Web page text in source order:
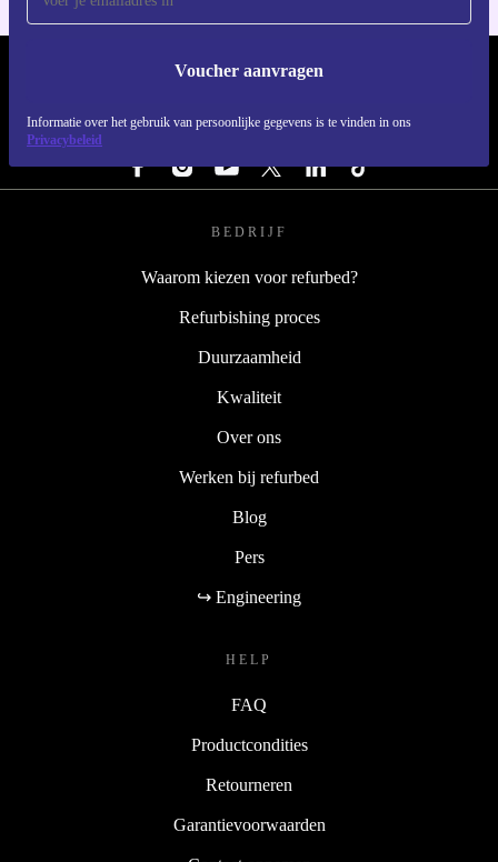
Voucher aanvragen
Informatie over het gebruik van persoonlijke gegevens is te vinden in ons
Privacybeleid
REFURBED NEDERLAND - RETHINK NEW.
VOLG ONS
BEDRIJF
Waarom kiezen voor refurbed?
Refurbishing proces
Duurzaamheid
Kwaliteit
Over ons
Werken bij refurbed
Blog
Pers
↪ Engineering
HELP
FAQ
Productcondities
Retourneren
Garantievoorwaarden